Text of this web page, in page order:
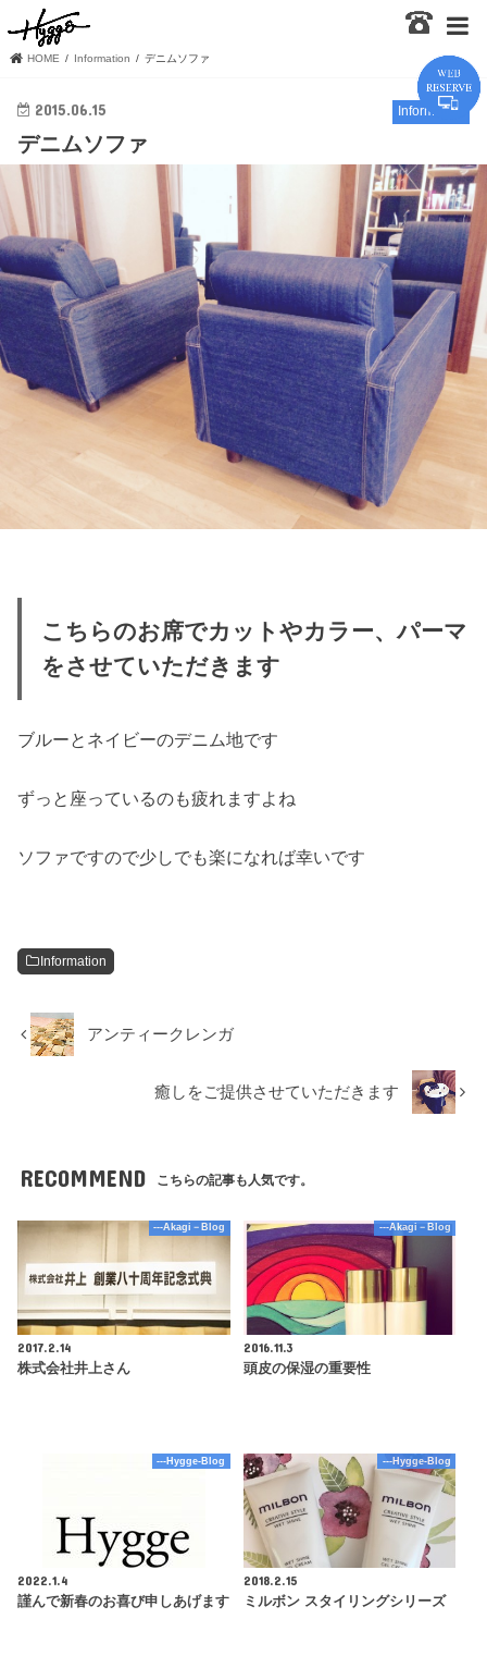
HOME Information デニムソファ
Information
2015.06.15
デニムソファ
こちらのお席でカットやカラー、パーマ
をさせていただきます
ブルーとネイビーのデニム地です
ずっと座っているのも疲れますよね
ソファですので少しでも楽になれば幸いです
Information
アンティークレンガ
癒しをご提供させていただきます
RECOMMEND こちらの記事も人気です。
---Akagi－Blog
2017.2.14
株式会社井上さん
---Akagi－Blog
2016.11.3
頭皮の保湿の重要性
---Hygge-Blog
2022.1.4
謹んで新春のお喜び申しあげます
---Hygge-Blog
2018.2.15
ミルボン スタイリングシリーズ